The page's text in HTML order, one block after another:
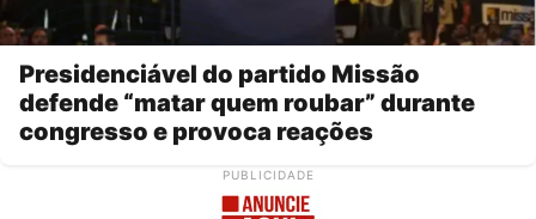
Presidenciável do partido Missão
defende “matar quem roubar” durante
congresso e provoca reações
PUBLICIDADE